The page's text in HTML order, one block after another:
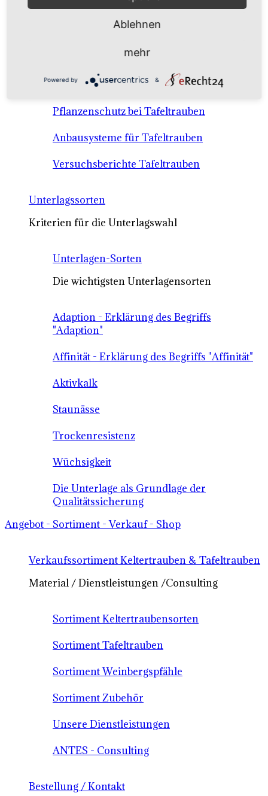
Anbausysteme & Recht
Tafeltrauben A-Z Sortenbeschreibungen
Tafeltraubenanbau - rechtliche
Voraussetzungen
Pflanzenschutz bei Tafeltrauben
Anbausysteme für Tafeltrauben
Versuchsberichte Tafeltrauben
Unterlagssorten
Kriterien für die Unterlagswahl
Unterlagen-Sorten
Die wichtigsten Unterlagensorten
Adaption - Erklärung des Begriffs
"Adaption"
Affinität - Erklärung des Begriffs "Affinität"
Aktivkalk
Staunässe
Trockenresistenz
Wüchsigkeit
Die Unterlage als Grundlage der
Qualitätssicherung
Angebot - Sortiment - Verkauf - Shop
Verkaufssortiment Keltertrauben & Tafeltrauben
Material / Dienstleistungen /Consulting
Sortiment Keltertraubensorten
Sortiment Tafeltrauben
Sortiment Weinbergspfähle
Sortiment Zubehör
Unsere Dienstleistungen
ANTES - Consulting
Bestellung / Kontakt
Ablehnen
mehr
Powered by &